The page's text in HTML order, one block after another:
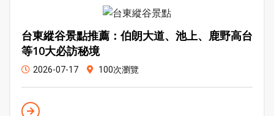
台東縱谷景點推薦：伯朗大道、池上、鹿野高台
等10大必訪秘境
2026-07-17 100次瀏覽